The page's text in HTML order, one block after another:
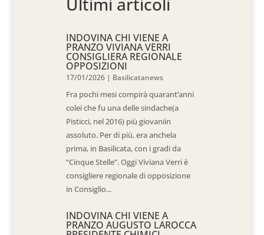
INDOVINA CHI VIENE A
PRANZO VIVIANA VERRI
CONSIGLIERA REGIONALE
OPPOSIZIONI
17/01/2026 | Basilicatanews
Fra pochi mesi compirà quarant’anni
colei che fu una delle sindache(a
Pisticci, nel 2016) più giovaniin
assoluto. Per di più, era anchela
prima, in Basilicata, con i gradi da
“Cinque Stelle”. Oggi Viviana Verri è
consigliere regionale di opposizione
in Consiglio...
INDOVINA CHI VIENE A
PRANZO AUGUSTO LAROCCA